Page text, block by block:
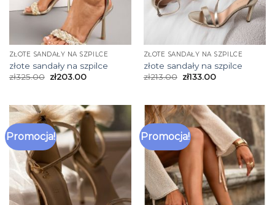
ZŁOTE SANDAŁY NA SZPILCE
złote sandały na szpilce
zł325.00 zł203.00
ZŁOTE SANDAŁY NA SZPILCE
złote sandały na szpilce
zł213.00 zł133.00
Promocja! Promocja!